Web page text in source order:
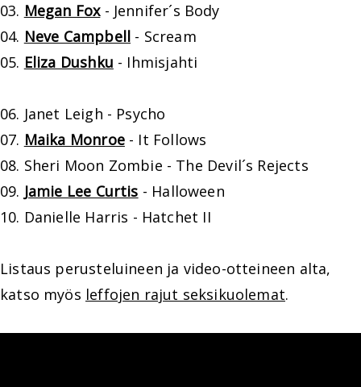
03. Megan Fox- Jennifer´s Body
04. Neve Campbell - Scream
05. Eliza Dushku - Ihmisjahti
06. Janet Leigh - Psycho
07. Maika Monroe- It Follows
08. Sheri Moon Zombie - The Devil´s Rejects
09. Jamie Lee Curtis - Halloween
10. Danielle Harris - Hatchet II
Listaus perusteluineen ja video-otteineen alta,
katso myös leffojen rajut seksikuolemat.